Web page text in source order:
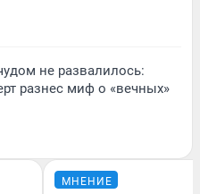
не развалилось:
разнес миф о «вечных»
МНЕНИЕ